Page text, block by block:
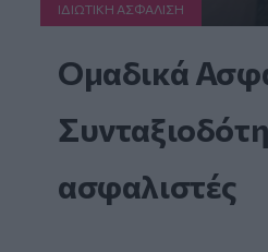
ΙΔΙΩΤΙΚΗ ΑΣΦAΛΙΣΗ
Ομαδικά
ασφαλιστές